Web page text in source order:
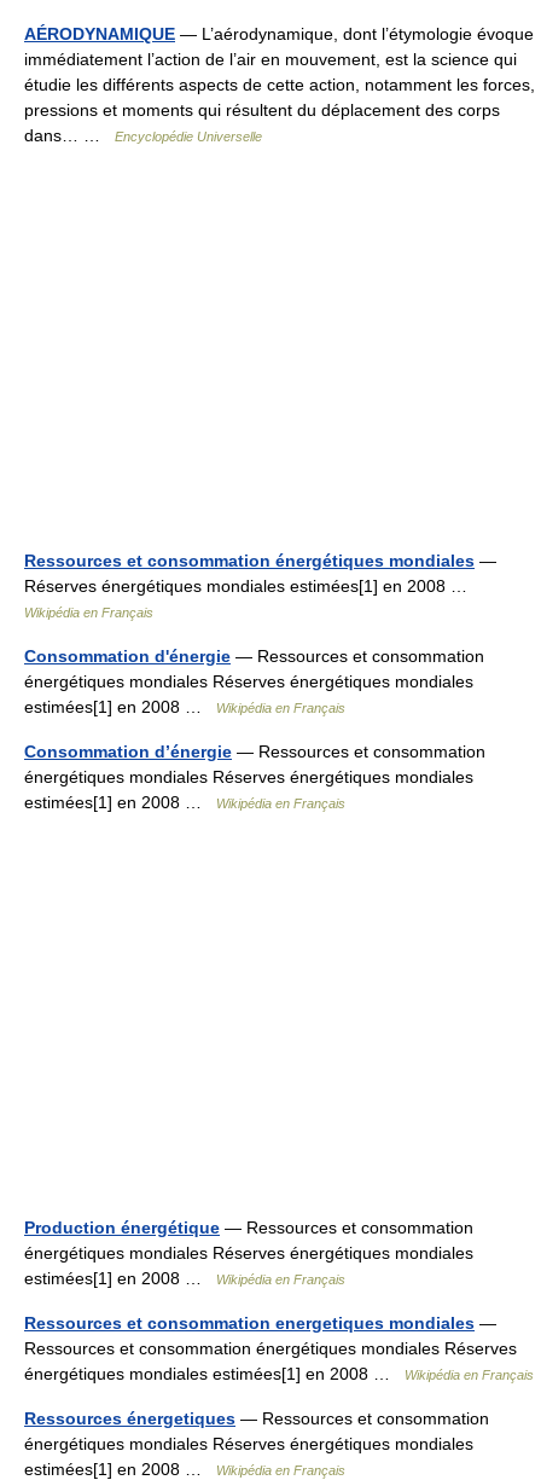
AÉRODYNAMIQUE — L’aérodynamique, dont l’étymologie évoque
immédiatement l’action de l’air en mouvement, est la science qui
étudie les différents aspects de cette action, notamment les forces,
pressions et moments qui résultent du déplacement des corps
dans… …
Encyclopédie Universelle
Ressources et consommation énergétiques mondiales —
Réserves énergétiques mondiales estimées[1] en 2008 …
Wikipédia en Français
Consommation d'énergie — Ressources et consommation
énergétiques mondiales Réserves énergétiques mondiales
estimées[1] en 2008 …
Wikipédia en Français
Consommation d’énergie — Ressources et consommation
énergétiques mondiales Réserves énergétiques mondiales
estimées[1] en 2008 …
Wikipédia en Français
Production énergétique — Ressources et consommation
énergétiques mondiales Réserves énergétiques mondiales
estimées[1] en 2008 …
Wikipédia en Français
Ressources et consommation energetiques mondiales —
Ressources et consommation énergétiques mondiales Réserves
énergétiques mondiales estimées[1] en 2008 …
Wikipédia en Français
Ressources énergetiques — Ressources et consommation
énergétiques mondiales Réserves énergétiques mondiales
estimées[1] en 2008 …
Wikipédia en Français